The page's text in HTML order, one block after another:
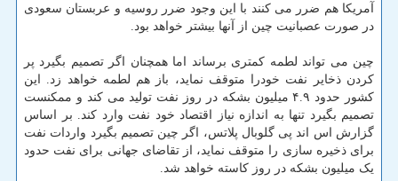
آمریکا هم ضرر می کنند با این وجود ضرر روسیه و عربستان سعودی
در صورت عصبانیت چین از آنها بیشتر خواهد بود.
چین می تواند لطمه کمتری برساند اما همچنان اگر تصمیم بگیرد پر
کردن ذخایر نفت خودرا متوقف نماید، باز هم لطمه خواهد زد. این
کشور حدود ۴.۹ میلیون بشکه در روز نفت تولید می کند و ممکنست
تصمیم بگیرد تنها به اندازه نیاز اقتصاد خود نفت وارد کند. بر اساس
گزارش اس اند پی گلوبال پلاتس، اگر چین تصمیم بگیرد واردات نفت
برای ذخیره سازی را متوقف نماید، از تقاضای جهانی برای نفت حدود
یک میلیون بشکه در روز کاسته خواهد شد.